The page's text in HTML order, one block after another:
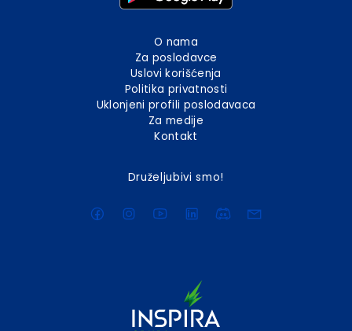
O nama
Za poslodavce
Uslovi korišćenja
Politika privatnosti
Uklonjeni profili poslodavaca
Za medije
Kontakt
Druželjubivi smo!